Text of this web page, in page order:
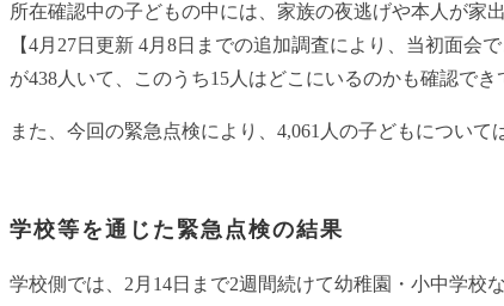
所在確認中の子どもの中には、家族の夜逃げや本人が家
【4月27日更新 4月8日までの追加調査により、当初面会
が438人いて、このうち15人はどこにいるのかも確認でき
また、今回の緊急点検により、4,061人の子どもについ
学校等を通じた緊急点検の結果
学校側では、2月14日まで2週間続けて幼稚園・小中学校